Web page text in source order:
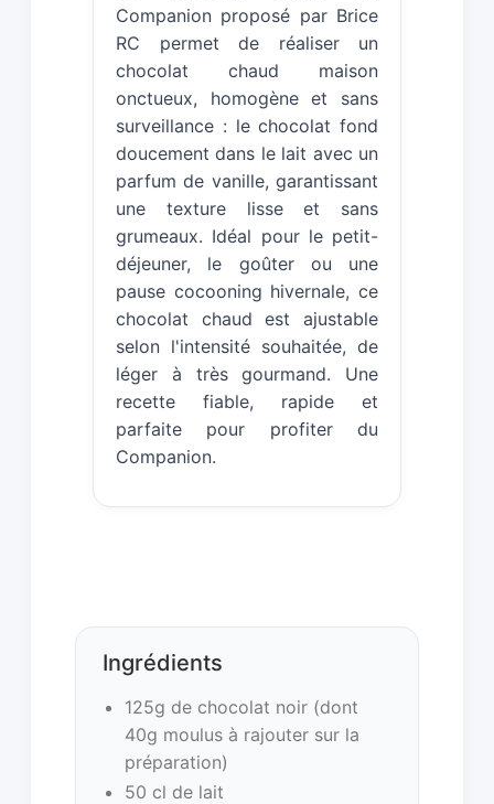
Companion proposé par Brice
RC permet de réaliser un
chocolat chaud maison
onctueux, homogène et sans
surveillance : le chocolat fond
doucement dans le lait avec un
parfum de vanille, garantissant
une texture lisse et sans
grumeaux. Idéal pour le petit-
déjeuner, le goûter ou une
pause cocooning hivernale, ce
chocolat chaud est ajustable
selon l'intensité souhaitée, de
léger à très gourmand. Une
recette fiable, rapide et
parfaite pour profiter du
Companion.
Ingrédients
125g de chocolat noir (dont
40g moulus à rajouter sur la
préparation)
50 cl de lait